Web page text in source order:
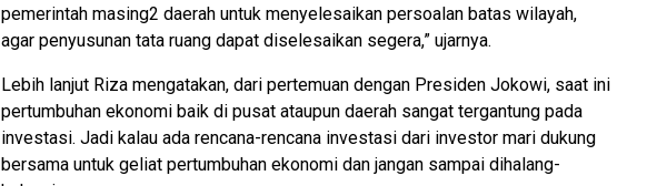
pemerintah masing2 daerah untuk menyelesaikan persoalan batas wilayah,
agar penyusunan tata ruang dapat diselesaikan segera,” ujarnya.
Lebih lanjut Riza mengatakan, dari pertemuan dengan Presiden Jokowi, saat ini
pertumbuhan ekonomi baik di pusat ataupun daerah sangat tergantung pada
investasi. Jadi kalau ada rencana-rencana investasi dari investor mari dukung
bersama untuk geliat pertumbuhan ekonomi dan jangan sampai dihalang-